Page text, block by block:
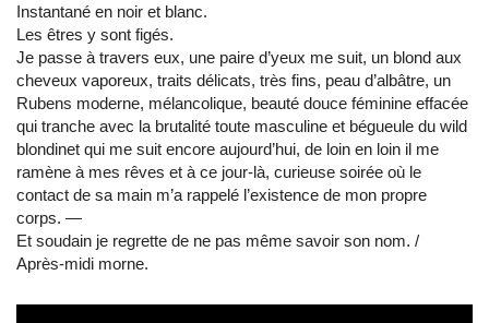
Instantané en noir et blanc.
Les êtres y sont figés.
Je passe à travers eux, une paire d’yeux me suit, un blond aux
cheveux vaporeux, traits délicats, très fins, peau d’albâtre, un
Rubens moderne, mélancolique, beauté douce féminine effacée
qui tranche avec la brutalité toute masculine et bégueule du wild
blondinet qui me suit encore aujourd’hui, de loin en loin il me
ramène à mes rêves et à ce jour-là, curieuse soirée où le
contact de sa main m’a rappelé l’existence de mon propre
corps. ―
Et soudain je regrette de ne pas même savoir son nom. /
Après-midi morne.